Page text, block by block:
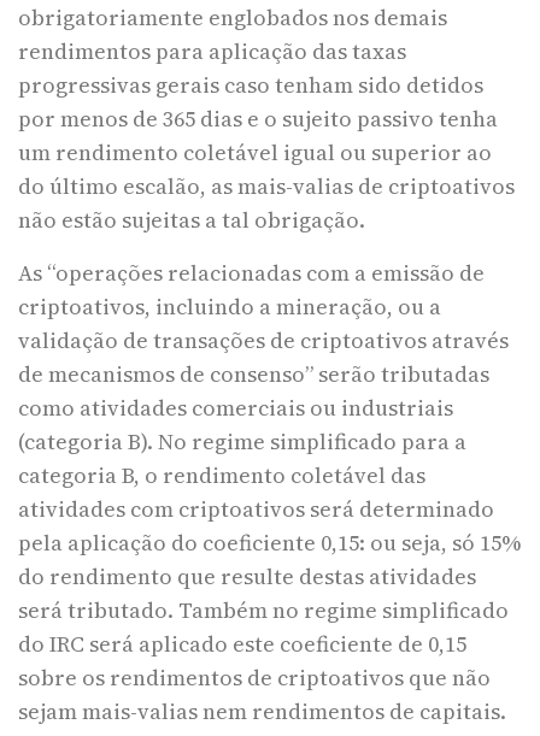
obrigatoriamente englobados nos demais
rendimentos para aplicação das taxas
progressivas gerais caso tenham sido detidos
por menos de 365 dias e o sujeito passivo tenha
um rendimento coletável igual ou superior ao
do último escalão, as mais-valias de criptoativos
não estão sujeitas a tal obrigação.
As “operações relacionadas com a emissão de
criptoativos, incluindo a mineração, ou a
validação de transações de criptoativos através
de mecanismos de consenso” serão tributadas
como atividades comerciais ou industriais
(categoria B). No regime simplificado para a
categoria B, o rendimento coletável das
atividades com criptoativos será determinado
pela aplicação do coeficiente 0,15: ou seja, só 15%
do rendimento que resulte destas atividades
será tributado. Também no regime simplificado
do IRC será aplicado este coeficiente de 0,15
sobre os rendimentos de criptoativos que não
sejam mais-valias nem rendimentos de capitais.